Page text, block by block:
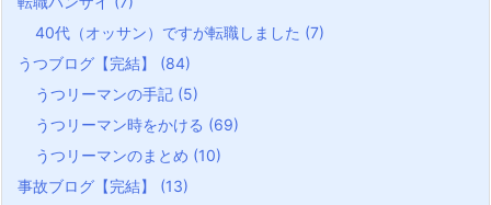
40代（オッサン）ですが転職しました (7)
うつブログ【完結】 (84)
うつリーマンの手記 (5)
うつリーマン時をかける (69)
うつリーマンのまとめ (10)
事故ブログ【完結】 (13)